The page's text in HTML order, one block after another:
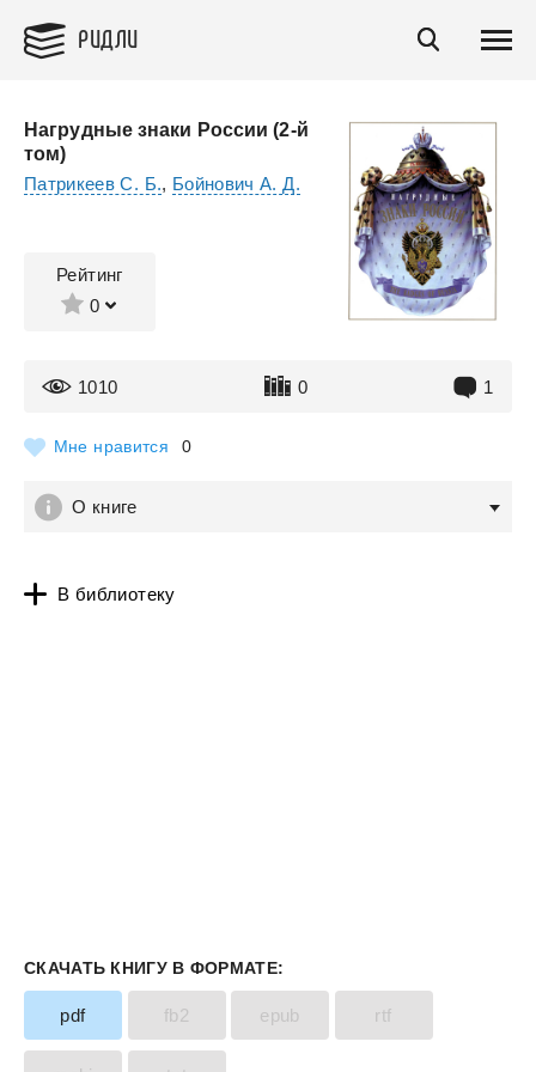
РИДЛИ
Нагрудные знаки России (2-й
том)
Патрикеев С. Б., Бойнович А. Д.
Рейтинг
0
1010 0 1
Мне нравится 0
О книге
В библиотеку
СКАЧАТЬ КНИГУ В ФОРМАТЕ:
pdf fb2 epub rtf